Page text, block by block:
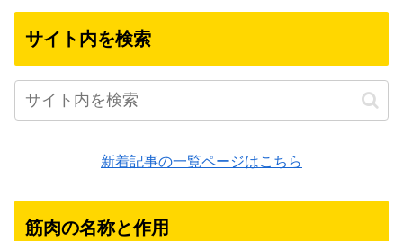
サイト内を検索
新着記事の一覧ページはこちら
筋肉の名称と作用